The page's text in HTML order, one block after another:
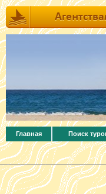
Главная Поиск